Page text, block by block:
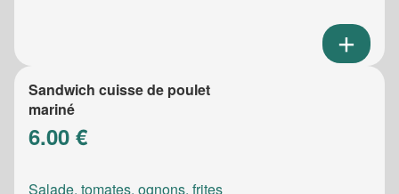
Sandwich cuisse de poulet
mariné
6.00 €
Salade, tomates, ognons, frites